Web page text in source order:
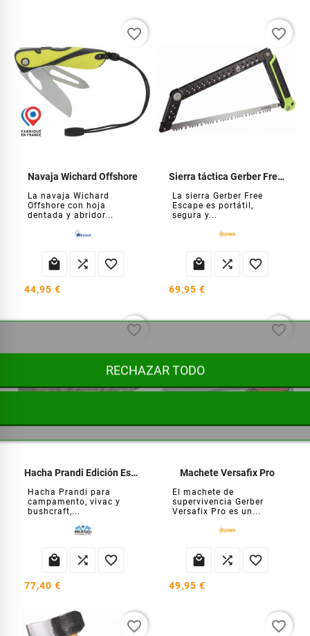
Navaja Wichard Offshore
La navaja Wichard
Offshore con hoja
dentada y abridor...
  
44,95 €
favorite_border
Sierra táctica Gerber Free Escape
La sierra Gerber Free
Escape es portátil,
segura y...
  
69,95 €
favorite_border
Hacha Prandi Edición Especial Camuflaje
Hacha Prandi para
campamento, vivac y
bushcraft,...
  
77,40 €
favorite_border
Machete Versafix Pro
El machete de
supervivencia Gerber
Versafix Pro es un...
  
49,95 €
favorite_border
favorite_border favorite_border
RECHAZAR TODO